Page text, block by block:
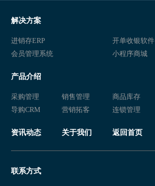
解决方案
进销存ERP
开单收银软件
会员管理系统
小程序商城
产品介绍
采购管理 销售管理 商品库存
导购CRM
营销拓客 连锁管理
资讯动态 关于我们 返回首页
联系方式